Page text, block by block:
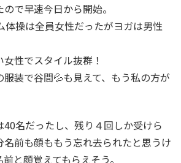
で早速今日から開始。
体操は全員女性だったがヨガは男性
性でスタイル抜群！
装で谷間💦も見えて、もう私の方が
名だったし、残り４回しか受けら
前も顔ももう忘れ去られたと思うけ
と顔覚えてもらえそう。